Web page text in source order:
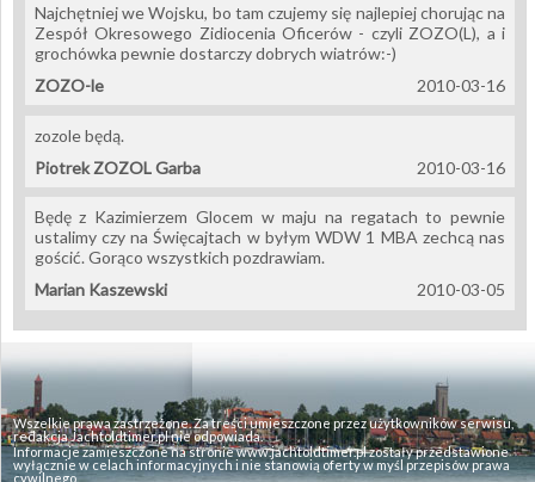
Najchętniej we Wojsku, bo tam czujemy się najlepiej chorując na
Zespół Okresowego Zidiocenia Oficerów - czyli ZOZO(L), a i
grochówka pewnie dostarczy dobrych wiatrów:-)
2010-03-16
ZOZO-le
zozole będą.
2010-03-16
Piotrek ZOZOL Garba
Będę z Kazimierzem Glocem w maju na regatach to pewnie
ustalimy czy na Święcajtach w byłym WDW 1 MBA zechcą nas
gościć. Gorąco wszystkich pozdrawiam.
2010-03-05
Marian Kaszewski
Wszelkie prawa zastrzeżone. Za treści umieszczone przez użytkowników serwisu,
redakcja Jachtoldtimer.pl nie odpowiada.
Informacje zamieszczone na stronie www.jachtoldtimer.pl zostały przedstawione
wyłącznie w celach informacyjnych i nie stanowią oferty w myśl przepisów prawa
cywilnego.